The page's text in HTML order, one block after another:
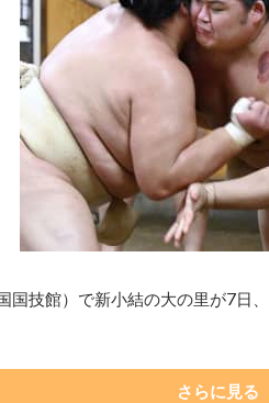
国技館）で新小結の大の里が7日
さらに見る